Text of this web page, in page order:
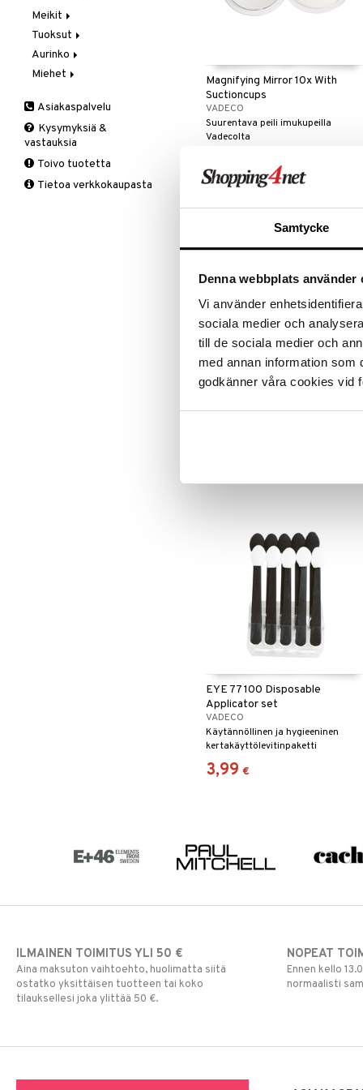
Samtycke
Denna webbplats använder
Vi använder
sociala medier och
till de sociala medier och
med annan information som
godkänner våra cookies vid
Magnifying Mirror 10x With
Suctioncups
VADECO
Suurentava peili imukupeilla
Vadecolta
Avalea Hair Coloring Brush
VADECO
EYE 77 100 Disposable
Applicator set
VADECO
Käytännöllinen ja hygieeninen
kertakäyttölevitinpaketti
luomiväreille Vadecolta
3,99 €
Vaihe 2: Kirkastus
Vaihe 3: Kosteutus
Käsien- ja Vartalonhoito
Kosteudenhoito
Kuorinta ja naamiot
Puhdistus
Silmien/Huulten Hoito
Meikit
Huulikiilto
Huulipuna
Huultenrajausväri
Luomiväri
Meikkisiveltmit
Peitevoide
Pohjustusvoide
Tuoksut
Aromatics Elixir
Calyx
Clinique Happy For Men
Aurinko
Aurinkosuoja
Miehet
Ironhoito
Kirkastus
Parranajo &
Ihonpuhdistus
Asiakaspalvelu
Kysymyksiä &
vastauksia
Toivo tuotetta
Tietoa verkkokaupasta
ILMAINEN TOIMITUS YLI 50 €
Aina maksuton vaihtoehto, huolimatta siitä
ostatko yksittäisen tuotteen tai koko
tilauksellesi joka ylittää 50 €.
NOPEAT
Ennen kello
normaalisti